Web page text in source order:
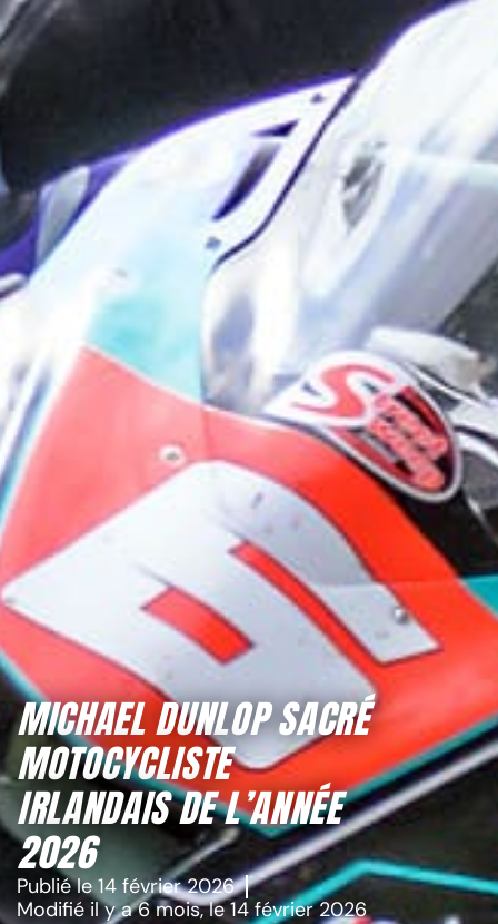
MICHAEL DUNLOP SACRÉ
MOTOCYCLISTE
IRLANDAIS DE L’ANNÉE
2026
Publié le14 février 2026
Modifié il y a 6 mois, le14 février 2026